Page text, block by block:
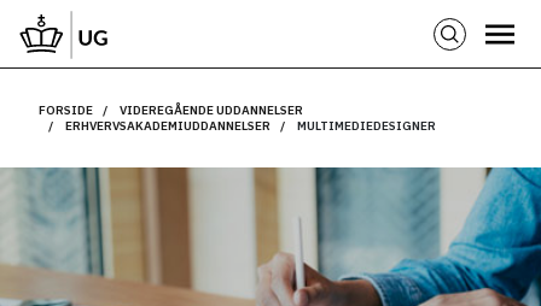
FORSIDE
VIDEREGÅENDE UDDANNELSER
ERHVERVSAKADEMIUDDANNELSER
MULTIMEDIEDESIGNER